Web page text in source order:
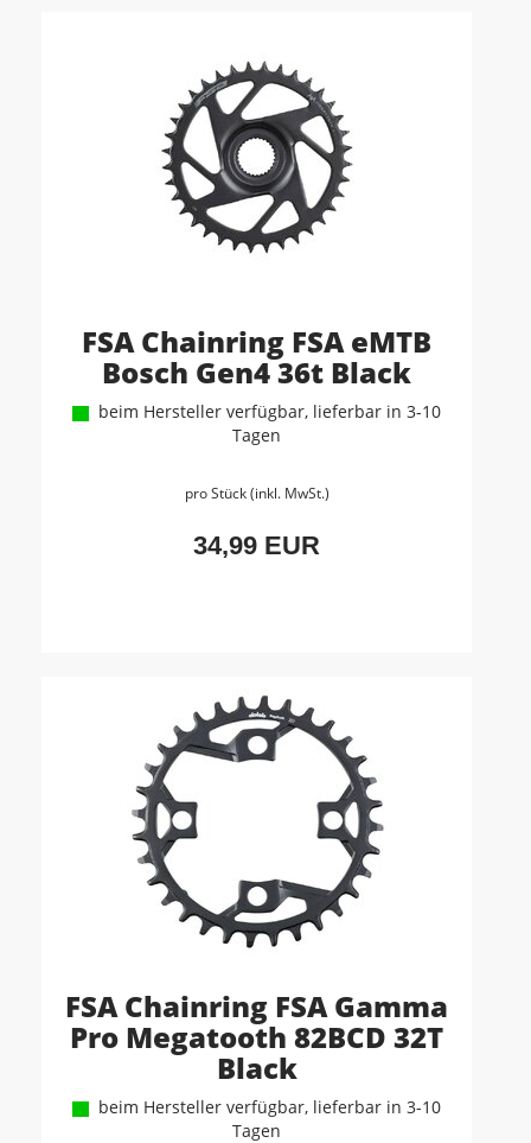
FSA Chainring FSA eMTB
Bosch Gen4 36t Black
beim Hersteller verfügbar, lieferbar in 3-10
Tagen
pro Stück (inkl. MwSt.)
34,99 EUR
FSA Chainring FSA Gamma
Pro Megatooth 82BCD 32T
Black
beim Hersteller verfügbar, lieferbar in 3-10
Tagen